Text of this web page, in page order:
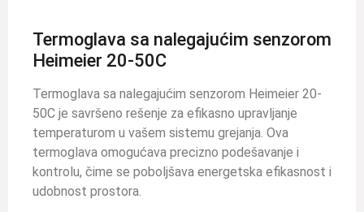
Termoglava sa nalegajućim senzorom
Heimeier 20-50C
Termoglava sa nalegajućim senzorom Heimeier 20-
50C je savršeno rešenje za efikasno upravljanje
temperaturom u vašem sistemu grejanja. Ova
termoglava omogućava precizno podešavanje i
kontrolu, čime se poboljšava energetska efikasnost i
udobnost prostora.